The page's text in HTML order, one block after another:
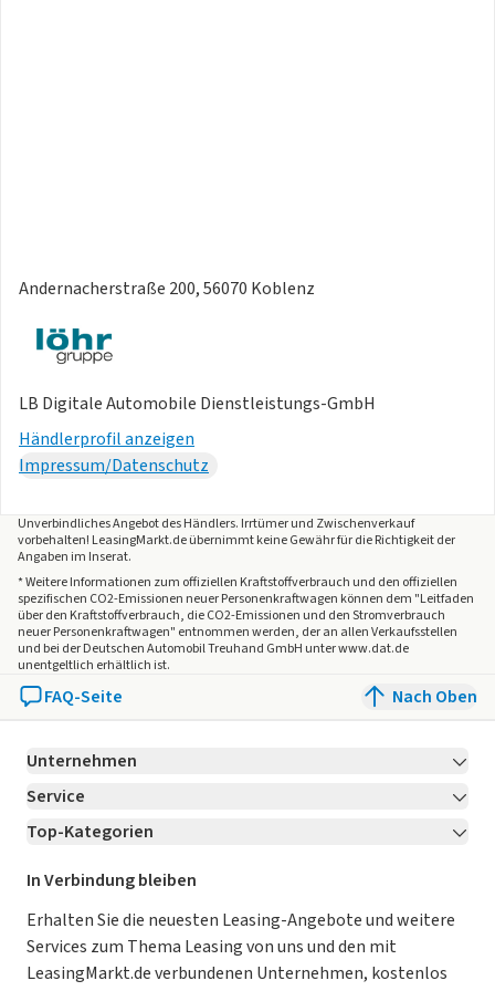
Andernacherstraße 200, 56070 Koblenz
LB Digitale Automobile Dienstleistungs-GmbH
Händlerprofil anzeigen
Impressum/Datenschutz
Unverbindliches Angebot desHändlers. Irrtümer und Zwischenverkauf
vorbehalten! LeasingMarkt.de übernimmt keine Gewähr für die Richtigkeit der
Angaben im Inserat.
* Weitere Informationen zum offiziellen Kraftstoffverbrauch und den offiziellen
spezifischen CO2-Emissionen neuer Personenkraftwagen können dem "Leitfaden
über den Kraftstoffverbrauch, die CO2-Emissionen und den Stromverbrauch
neuer Personenkraftwagen" entnommen werden, der an allen Verkaufsstellen
und bei der Deutschen Automobil Treuhand GmbH unter www.dat.de
unentgeltlich erhältlich ist.
FAQ-Seite Nach Oben
Unternehmen
Über LeasingMarkt.de
Karriere Jetzt bewerben!
Für Händler
Kooperation mit AutoScout24
AGB
Service
Kontakt
Ratgeber
Magazin
Datenschutz-Einstellungen
Top-Kategorien
Leasing Deals
Gebrauchtwagen Leasing
Leasing ohne Anzahlung
In Verbindung bleiben
Erhalten Sie die neuesten Leasing-Angebote und weitere
Services zum Thema Leasing von uns und den mit
LeasingMarkt.de verbundenen Unternehmen, kostenlos